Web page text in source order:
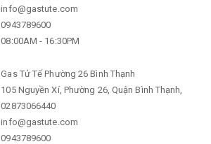
info@gastute.com
0943789600
08:00AM - 16:30PM
Gas Tử Tế Phường 26 Bình Thạnh
105 Nguyền Xí, Phường 26, Quận Bình Thạnh,
02873066440
info@gastute.com
0943789600